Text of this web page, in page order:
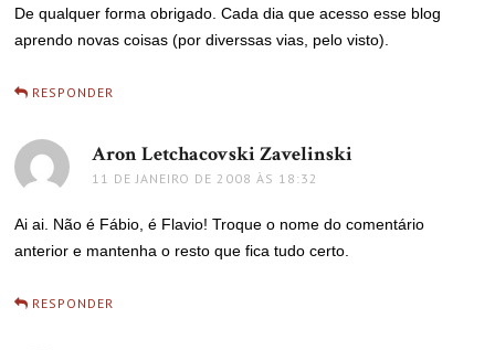
De qualquer forma obrigado. Cada dia que acesso esse blog
aprendo novas coisas (por diverssas vias, pelo visto).
RESPONDER
Aron Letchacovski Zavelinski
11 DE JANEIRO DE 2008 ÀS 18:32
Ai ai. Não é Fábio, é Flavio! Troque o nome do comentário
anterior e mantenha o resto que fica tudo certo.
RESPONDER